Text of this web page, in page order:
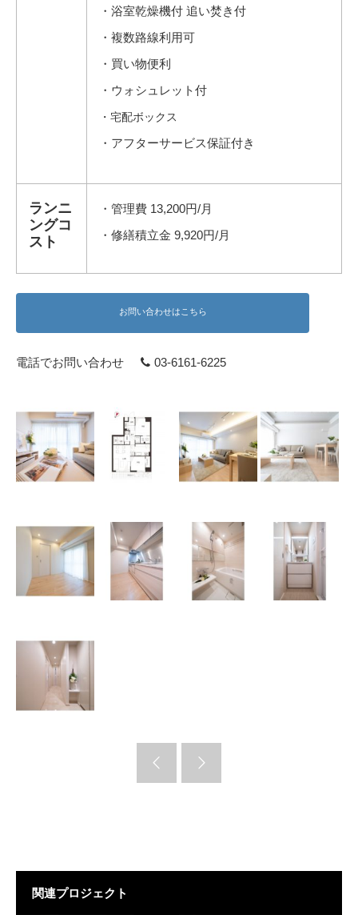
・浴室乾燥機付 追い焚き付
・複数路線利用可
・買い物便利
・ウォシュレット付
・宅配ボックス
・アフターサービス保証付き
ランニ
ングコ
スト
・管理費 13,200円/月
・修繕積立金 9,920円/月
お問い合わせはこちら
電話でお問い合わせ 03-6161-6225
関連プロジェクト